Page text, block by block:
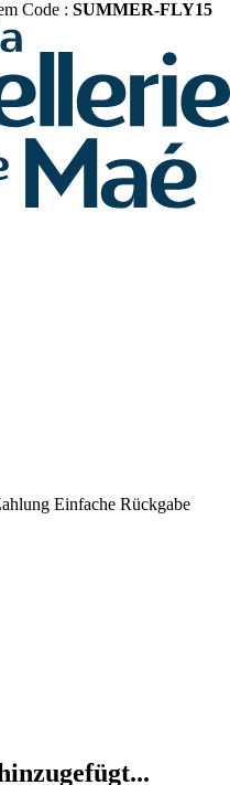
Code : SUMMER-FLY15
Einfache Rückgabe